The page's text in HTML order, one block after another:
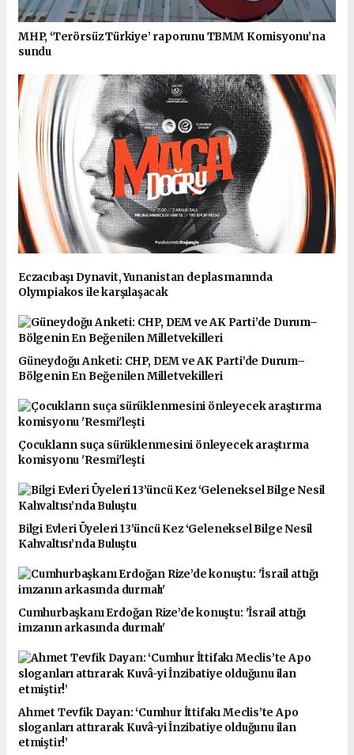
MHP, ‘Terörsüz Türkiye’ raporunu TBMM Komisyonu’na
sundu
Eczacıbaşı Dynavit, Yunanistan deplasmanında
Olympiakos ile karşılaşacak
Güneydoğu Anketi: CHP, DEM ve AK Parti’de Durum–
Bölgenin En Beğenilen Milletvekilleri
Çocukların suça sürüklenmesini önleyecek araştırma
komisyonu 'Resmi'leşti
Bilgi Evleri Üyeleri 13’üncü Kez ‘Geleneksel Bilge Nesil
Kahvaltısı’nda Buluştu
Cumhurbaşkanı Erdoğan Rize’de konuştu: 'İsrail attığı
imzanın arkasında durmalı'
Ahmet Tevfik Dayan: ‘Cumhur İttifakı Meclis’te Apo
sloganları attırarak Kuvâ-yi İnzibatiye olduğunu ilan
etmiştir!’